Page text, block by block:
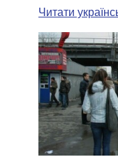
МЭРЫ
ВСЕ
Читати